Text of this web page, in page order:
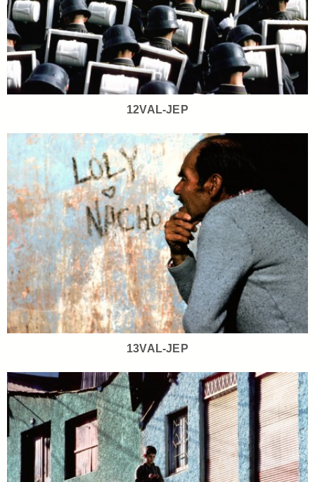
12VAL-JEP
13VAL-JEP